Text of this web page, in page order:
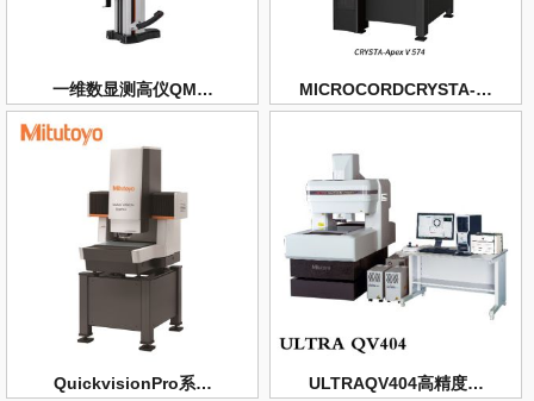
一维数显测高仪QM… MICROCORDCRYSTA-…
QuickvisionPro系… ULTRAQV404高精度…